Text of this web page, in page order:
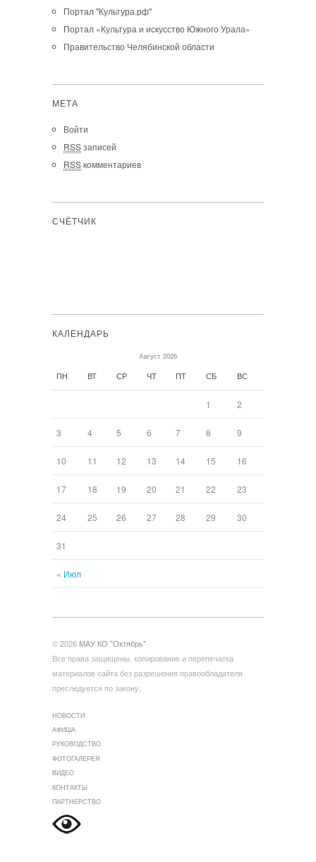
Портал "Культура.рф"
Портал «Культура и искусство Южного Урала»
Правительство Челябинской области
МЕТА
Войти
RSSзаписей
RSSкомментариев
СЧЁТЧИК
КАЛЕНДАРЬ
Август 2026
ПН ВТ СР ЧТ ПТ СБ ВС
« Июл
1 2
3 4 5 6 7 8 9
10 11 12 13 14 15 16
17 18 19 20 21 22 23
24 25 26 27 28 29 30
31
© 2026 МАУ КО "Октябрь"
Все права защищены, копирование и перепечатка
материалов сайта без разрешения правообладателя
преследуется по закону.
НОВОСТИ
АФИША
РУКОВОДСТВО
ФОТОГАЛЕРЕЯ
ВИДЕО
КОНТАКТЫ
ПАРТНЕРСТВО